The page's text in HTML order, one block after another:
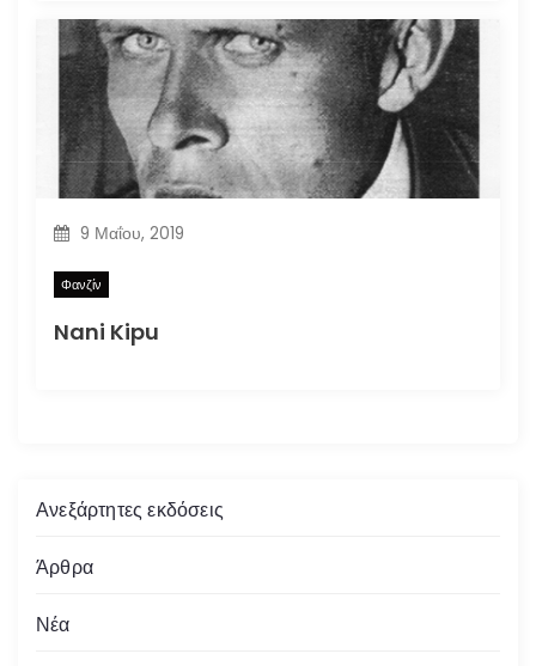
9 Μαΐου, 2019
Φανζίν
Nani Kipu
Ανεξάρτητες εκδόσεις
Άρθρα
Νέα